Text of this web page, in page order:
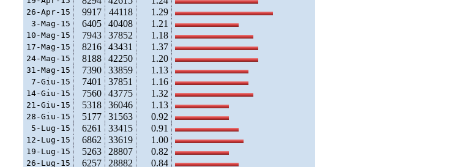
26-Apr-15 9917 44118 1.29
3-Mag-15 6405 40408 1.21
10-Mag-15 7943 37852 1.18
17-Mag-15 8216 43431 1.37
24-Mag-15 8188 42250 1.20
31-Mag-15 7390 33859 1.13
7-Giu-15 7401 37851 1.16
14-Giu-15 7560 43775 1.32
21-Giu-15 5318 36046 1.13
28-Giu-15 5177 31563 0.92
5-Lug-15 6261 33415 0.91
12-Lug-15 6862 33619 1.00
19-Lug-15 5263 28807 0.82
26-Lug-15 6257 28882 0.84